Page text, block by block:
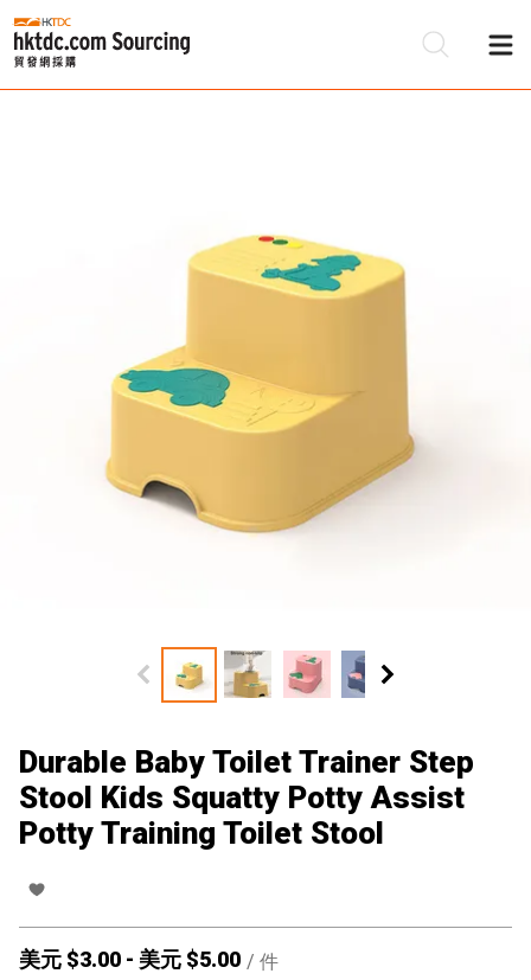
Durable Baby Toilet Trainer Step
Stool Kids Squatty Potty Assist
Potty Training Toilet Stool
美元 $3.00 - 美元 $5.00 / 件